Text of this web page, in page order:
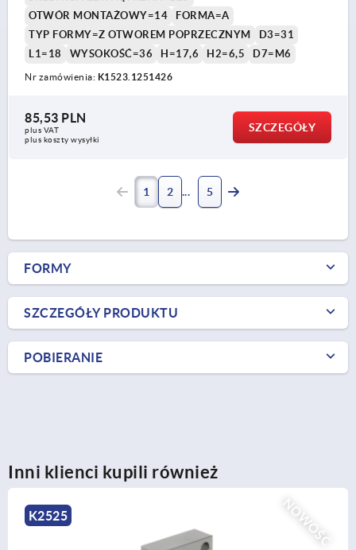
OTWÓR MONTAŻOWY=14
FORMA=A
TYP FORMY=Z OTWOREM POPRZECZNYM
D3=31
L1=18
WYSOKOŚĆ=36 H=17,6 H2=6,5 D7=M6
Nr zamówienia: K1523.1251426
85,53 PLN
plus VAT
plus koszty wysyłki
SZCZEGÓŁY
1 2 5
FORMY
SZCZEGÓŁY PRODUKTU
POBIERANIE
Inni klienci kupili również
NOWOŚĆ
K2525